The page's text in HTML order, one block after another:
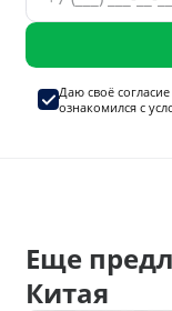
Даю своё
ознакомился с
Еще
Китая